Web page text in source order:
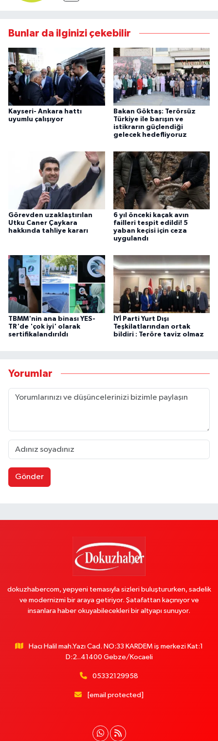
Bunlar da ilginizi çekebilir
Kayseri- Ankara hattı
uyumlu çalışıyor
Bakan Göktaş: Terörsüz
Türkiye ile barışın ve
istikrarın güçlendiği
gelecek hedefliyoruz
Görevden uzaklaştırılan
Utku Caner Çaykara
hakkında tahliye kararı
6 yıl önceki kaçak avın
failleri tespit edildi! 5
yaban keçisi için ceza
uygulandı
TBMM'nin ana binası YES-
TR'de 'çok iyi' olarak
sertifikalandırıldı
İYİ Parti Yurt Dışı
Teşkilatlarından ortak
bildiri : Teröre taviz olmaz
Yorumlar
Gönder
dokuzhabercom, yepyeni temasıyla sizleri buluştururken, sadelik
ve modernizmi bir araya getiriyor. Şatafattan kaçınıyor ve
insanlara haber okuyabilecekleri bir altyapı sunuyor.
Hacı Halil mah.Yazı Cad. NO:33 KARDEM iş merkezi Kat:1
D:2..41400 Gebze/Kocaeli
05332129958
[email protected]